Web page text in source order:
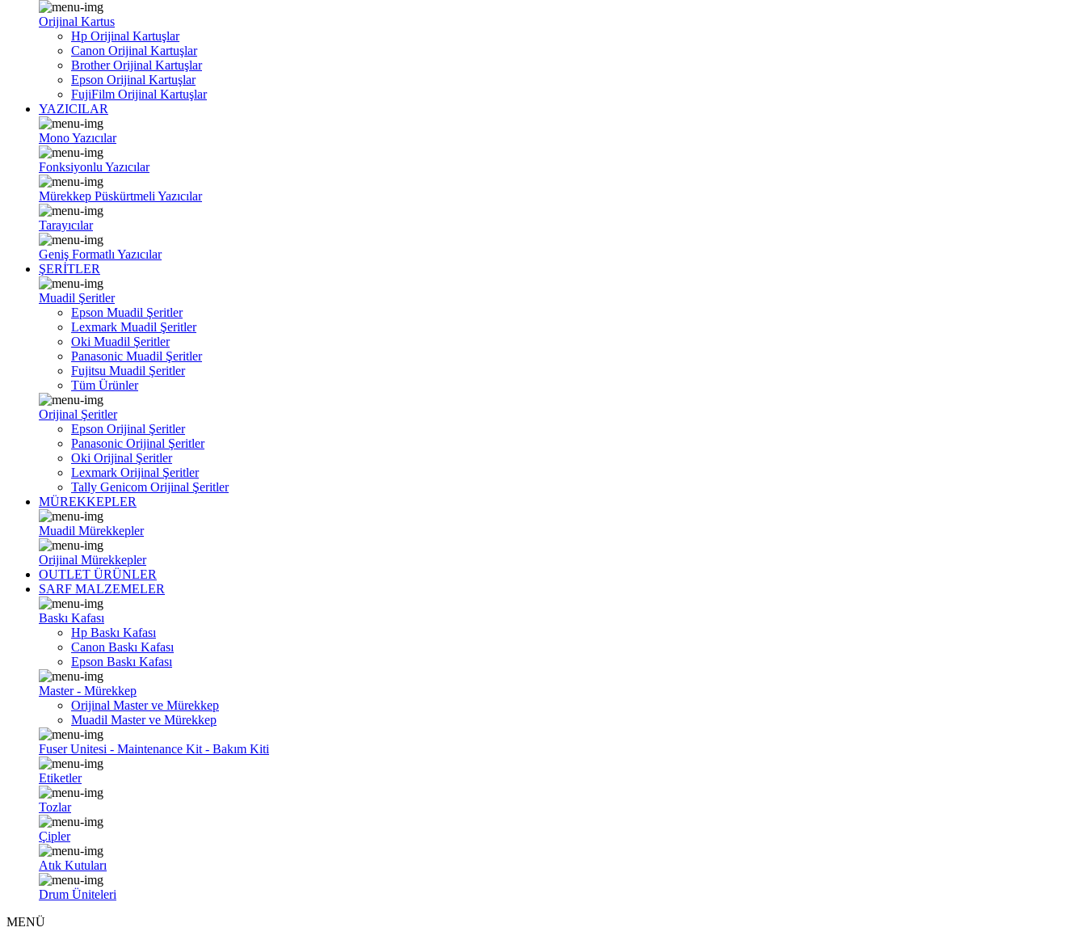
Orijinal Kartus
Hp Orijinal Kartuşlar
Canon Orijinal Kartuşlar
Brother Orijinal Kartuşlar
Epson Orijinal Kartuşlar
FujiFilm Orijinal Kartuşlar
YAZICILAR
Mono Yazıcılar
Fonksiyonlu Yazıcılar
Mürekkep Püskürtmeli Yazıcılar
Tarayıcılar
Geniş Formatlı Yazıcılar
ŞERİTLER
Muadil Şeritler
Epson Muadil Şeritler
Lexmark Muadil Şeritler
Oki Muadil Şeritler
Panasonic Muadil Şeritler
Fujitsu Muadil Şeritler
Tüm Ürünler
Orijinal Şeritler
Epson Orijinal Şeritler
Panasonic Orijinal Şeritler
Oki Orijinal Şeritler
Lexmark Orijinal Şeritler
Tally Genicom Orijinal Şeritler
MÜREKKEPLER
Muadil Mürekkepler
Orijinal Mürekkepler
OUTLET ÜRÜNLER
SARF MALZEMELER
Baskı Kafası
Hp Baskı Kafası
Canon Baskı Kafası
Epson Baskı Kafası
Master - Mürekkep
Orijinal Master ve Mürekkep
Muadil Master ve Mürekkep
Fuser Unitesi - Maintenance Kit - Bakım Kiti
Etiketler
Tozlar
Çipler
Atık Kutuları
Drum Üniteleri
MENÜ